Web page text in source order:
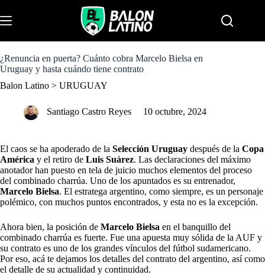
k
i
o
c
n
¿Renuncia en puerta? Cuánto cobra Marcelo Bielsa en
Uruguay y hasta cuándo tiene contrato
Balon Latino > URUGUAY
Santiago Castro Reyes 10 octubre, 2024
El caos se ha apoderado de la Selección Uruguay después de la Copa
América y el retiro de Luis Suárez. Las declaraciones del máximo
anotador han puesto en tela de juicio muchos elementos del proceso
del combinado charrúa. Uno de los apuntados es su entrenador,
Marcelo Bielsa. El estratega argentino, como siempre, es un personaje
polémico, con muchos puntos encontrados, y esta no es la excepción.
Ahora bien, la posición de Marcelo Bielsa en el banquillo del
combinado charrúa es fuerte. Fue una apuesta muy sólida de la AUF y
su contrato es uno de los grandes vínculos del fútbol sudamericano.
Por eso, acá te dejamos los detalles del contrato del argentino, así como
el detalle de su actualidad y continuidad.